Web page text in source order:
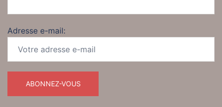
Adresse e-mail: